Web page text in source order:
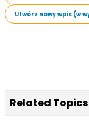
Utwórz nowy wpis (w
Related Topics